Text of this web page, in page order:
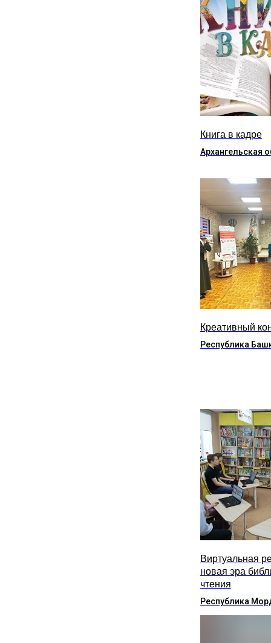
Книга в кадре
Архангельская
Креативный
Республика
Виртуальная
новая эра
чтения
Республика